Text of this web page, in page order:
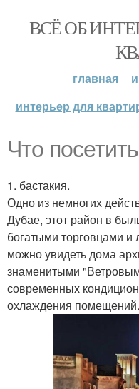
ВСЁ ОБ
главная
интерьер для
Что
1. бастакия.
Одно из немногих
Дубае, этот район в
богатыми торговцами и
можно увидеть дома
знаменитыми
современных
охлаждения помещений.